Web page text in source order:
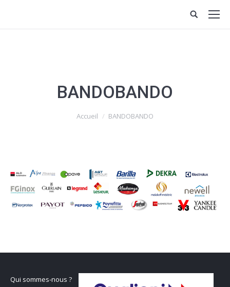
BANDOBANDO
Accueil BANDOBANDO
Qui sommes-nous ?